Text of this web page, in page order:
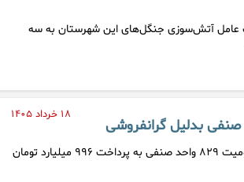
عامل آتش‌سوزی جنگل‌های این شهرستان به سه
۱۸ خرداد ۱۴۰۵
رئیس پلیس امنیت اقتصادی فراجا، از محکومیت ۸۲۹ واحد صنفی به پرداخت ۹۹۶ میلیارد تومان